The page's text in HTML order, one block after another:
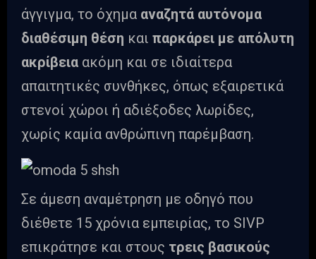
άγγιγμα, το όχημα αναζητά αυτόνομα
διαθέσιμη θέση και παρκάρει με απόλυτη
ακρίβεια ακόμη και σε ιδιαίτερα
απαιτητικές συνθήκες, όπως εξαιρετικά
στενοί χώροι ή αδιέξοδες λωρίδες,
χωρίς καμία ανθρώπινη παρέμβαση.
Σε άμεση αναμέτρηση με οδηγό που
διέθετε 15 χρόνια εμπειρίας, το SIVP
επικράτησε και στους τρεις βασικούς